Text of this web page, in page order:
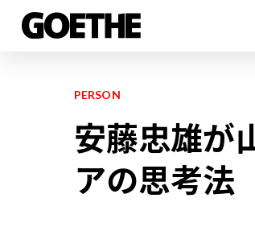
PERSON
安藤忠雄が
アの思考法